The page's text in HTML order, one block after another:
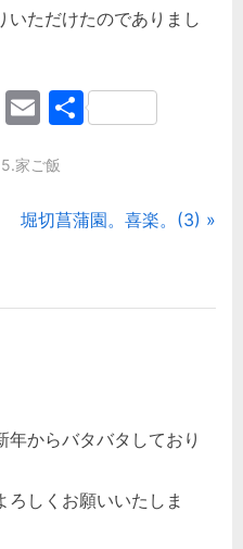
いただけたのでありまし
Hatena
Email
共
5.家ご飯
N
t
t
堀切菖蒲園。喜楽。(3)
年からバタバタしており
しくお願いいたしま